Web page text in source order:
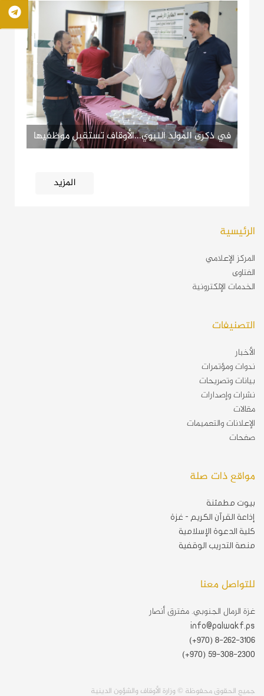
في ذكرى المولد النبوي...الأوقاف تستقبل موظفيها
المزيد
الرئيسية
المركز الإعلامي
الفتاوى
الخدمات الإلكترونية
التصنيفات
الأخبار
ندوات ومؤتمرات
بيانات وتصريحات
نشرات وإصدارات
مقالات
الإعلانات والتعميمات
صفحات
مواقع ذات صلة
بيوت مطمئنة
إذاعة القرآن الكريم - غزة
كلية الدعوة الإسلامية
منصة التدريب الوقفية
للتواصل معنا
غزة الرمال الجنوبي. مفترق أنصار
info@palwakf.ps
(+970) 8-262-3106
(+970) 59-308-2300
جميع الحقوق محفوظة © وزارة الأوقاف والشؤون الدينية